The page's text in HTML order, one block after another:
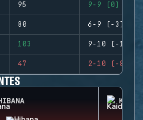
95 9-9 (0)
80 6-9 (-3)
103 9-10 (-1)
47 2-10 (-8)
KAID